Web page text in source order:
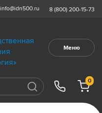
info@idn500.ru 8 (800) 200-15-73
Меню
0